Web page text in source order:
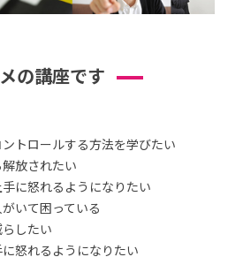
の講座です
トロールする方法を学びたい
放されたい
に怒れるようになりたい
いて困っている
したい
怒れるようになりたい